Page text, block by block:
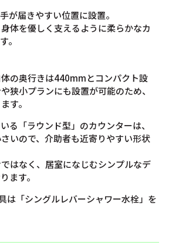
が届きやすい位置に設置。
体を優しく支えるように柔らかなカ
。
の奥行きは440mmとコンパクト設
狭小プランにも設置が可能のため、
す。
る「ラウンド型」のカウンターは、
いので、介助者も近寄りやすい形状
はなく、居室になじむシンプルなデ
ます。
は「シングルレバーシャワー水栓」を